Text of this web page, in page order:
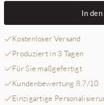
In
Kostenloser Versand
Produziert in 3 Tagen
Für Sie maßgefertigt
Kundenbewertung 8,7/10
Einzigartige